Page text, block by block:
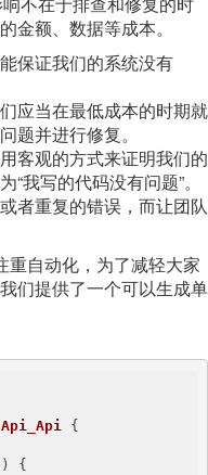
金额、数据等成本。
保证我们的系统没有
应当在最低成本的时期就
题并进行修复。
客观的方式来证明我们的
我写的代码没有问题”。
者重复的错误，而让团队
重自动化，为了减轻大家
们提供了一个可以生成单
{
{